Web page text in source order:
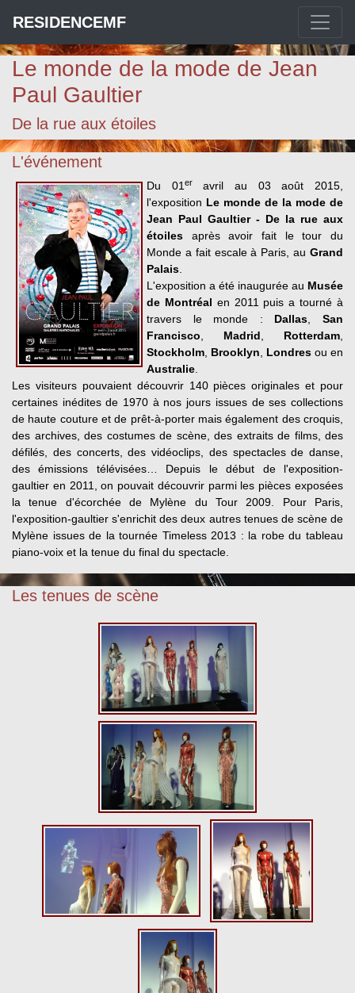
RESIDENCEMF
Le monde de la mode de Jean
Paul Gaultier
De la rue aux étoiles
L'événement
Du 01 eravril au 03 août 2015,
l'exposition Le monde de la mode de
Jean Paul Gaultier - De la rue aux
étoiles après avoir fait le tour du
Monde a fait escale à Paris, au Grand
Palais
L'exposition a été inaugurée au Musée
de Montréal en 2011 puis a tourné à
travers le monde : Dallas ,San
Francisco
Madrid Rotterdam
Stockholm Brooklyn Londres ou en
Australie
Les visiteurs pouvaient découvrir 140 pièces originales et pour
certaines inédites de 1970 à nos jours issues de ses collections
de haute couture et de prêt-à-porter mais également des croquis,
des archives, des costumes de scène, des extraits de films, des
défilés, des concerts, des vidéoclips, des spectacles de danse,
des émissions télévisées… Depuis le début de l'exposition-
gaultier en 2011, on pouvait découvrir parmi les pièces exposées
la tenue d'écorchée de Mylène du Tour 2009. Pour Paris,
l'exposition-gaultier s'enrichit des deux autres tenues de scène de
Mylène issues de la tournée Timeless 2013 : la robe du tableau
piano-voix et la tenue du final du spectacle.
Les tenues de scène